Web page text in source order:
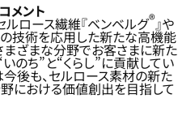
メント
ロース繊維『ベンベルグ®』や
の技術を応用した新たな高機能
まざまな分野でお客さまに新た
のち”と“くらし”に貢献してい
後も、セルロース素材の新た
における価値創出を目指して